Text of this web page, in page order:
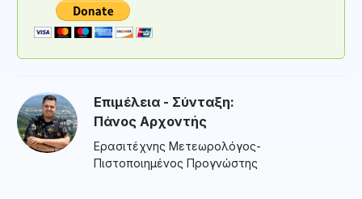
Επιμέλεια - Σύνταξη:
Πάνος Αρχοντής
Ερασιτέχνης Μετεωρολόγος-
Πιστοποιημένος Προγνώστης